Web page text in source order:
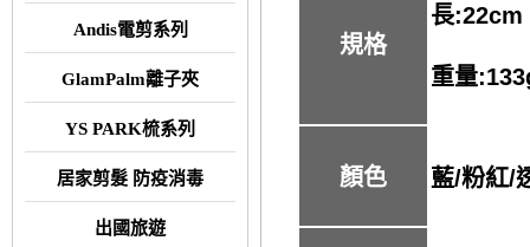
Andis電剪系列
GlamPalm離子夾
YS PARK梳系列
居家剪髮 防疫消毒
出國旅遊
規格
長
重量
顏色 藍/粉紅/